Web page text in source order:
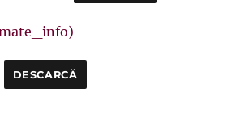
DESCARCĂ